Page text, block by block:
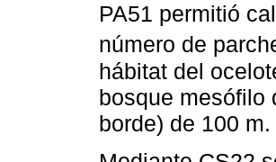
PA51 permitió
número de
hábitat del
bosque mesófilo
borde) de 100 m.